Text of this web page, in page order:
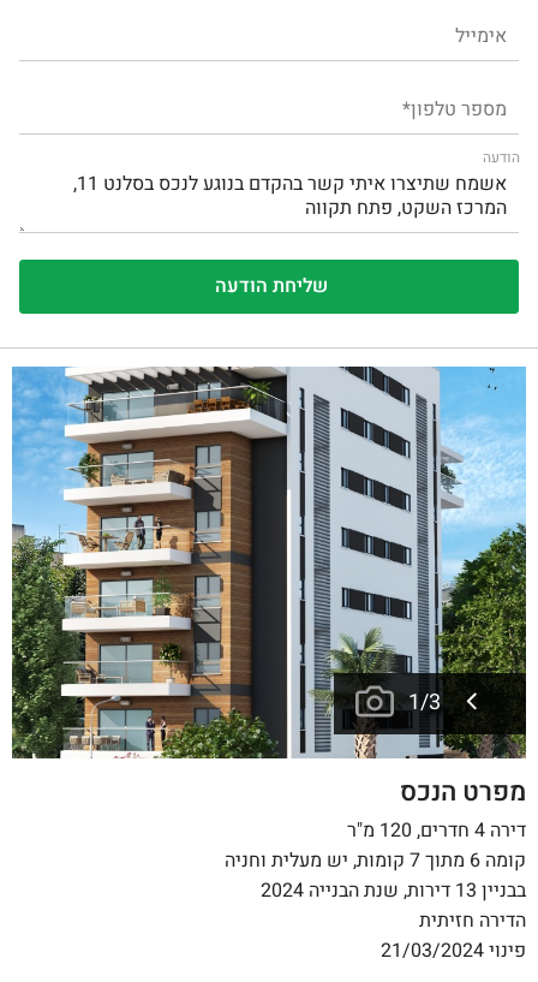
הודעה
1/3
מפרט הנכס
דירה 4 חדרים, 120 מ"ר
קומה 6 מתוך 7 קומות, יש מעלית וחניה
בבניין 13 דירות, שנת הבנייה 2024
הדירה חזיתית
פינוי 21/03/2024